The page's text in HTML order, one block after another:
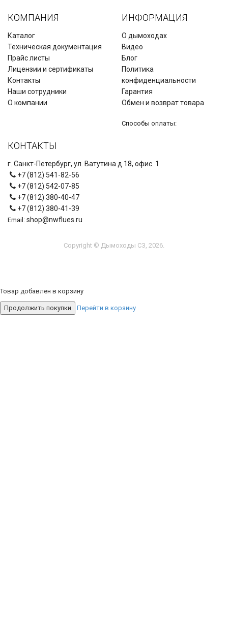
КОМПАНИЯ
Каталог
Техническая документация
Прайс листы
Лицензии и сертификаты
Контакты
Наши сотрудники
О компании
ИНФОРМАЦИЯ
О дымоходах
Видео
Блог
Политика
конфиденциальности
Гарантия
Обмен и возврат товара
Способы оплаты:
КОНТАКТЫ
г. Санкт-Петербург, ул. Ватутина д.18, офис. 1
+7 (812) 541-82-56
+7 (812) 542-07-85
+7 (812) 380-40-47
+7 (812) 380-41-39
Email: shop@nwflues.ru
Copyright © Дымоходы СЗ, 2026.
Товар добавлен в корзину
Продолжить покупки Перейти в корзину